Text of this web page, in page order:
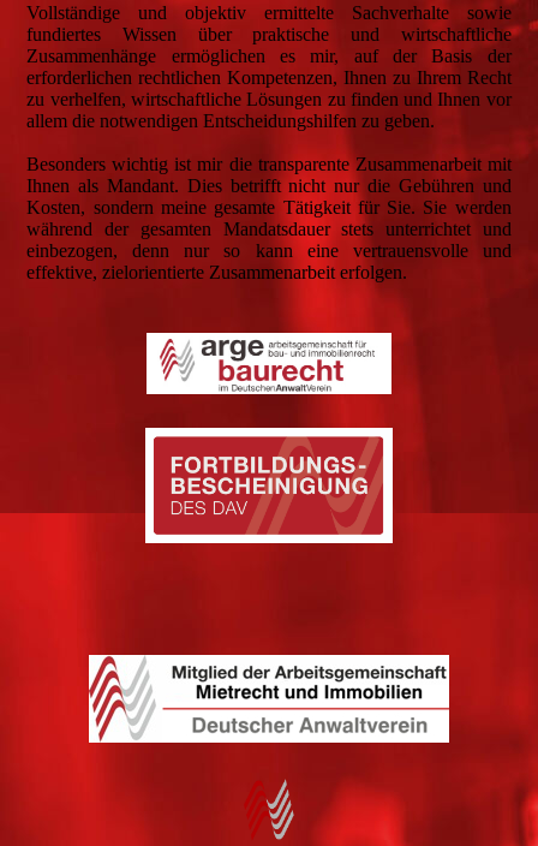
Vollständige und objektiv ermittelte Sachverhalte sowie
fundiertes Wissen über praktische und wirtschaftliche
Zusammenhänge ermöglichen es mir, auf der Basis der
erforderlichen rechtlichen Kompetenzen, Ihnen zu Ihrem Recht
zu verhelfen, wirtschaftliche Lösungen zu finden und Ihnen vor
allem die notwendigen Entscheidungshilfen zu geben.
Besonders wichtig ist mir die transparente Zusammenarbeit mit
Ihnen als Mandant. Dies betrifft nicht nur die Gebühren und
Kosten, sondern meine gesamte Tätigkeit für Sie. Sie werden
während der gesamten Mandatsdauer stets unterrichtet und
einbezogen, denn nur so kann eine vertrauensvolle und
effektive, zielorientierte Zusammenarbeit erfolgen.